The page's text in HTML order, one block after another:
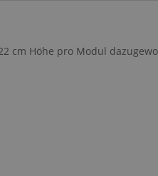
cm Höhe pro Modul